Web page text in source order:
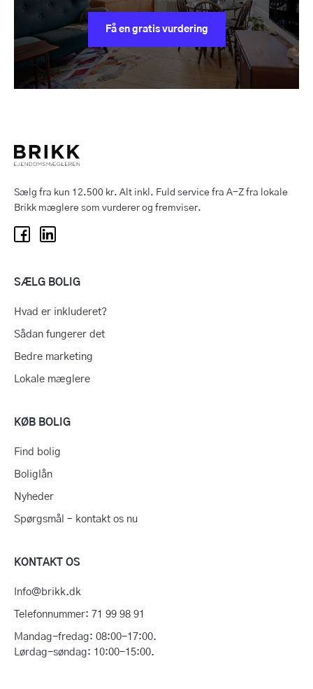
Få en gratis vurdering
Sælg fra kun 12.500 kr. Alt inkl. Fuld service fra A-Z fra lokale
Brikk mæglere som vurderer og fremviser.
SÆLG BOLIG
Hvad er inkluderet?
Sådan fungerer det
Bedre marketing
Lokale mæglere
KØB BOLIG
Find bolig
Boliglån
Nyheder
Spørgsmål – kontakt os nu
KONTAKT OS
Info@brikk.dk
Telefonnummer: 71 99 98 91
Mandag-fredag: 08:00-17:00.
Lørdag-søndag: 10:00-15:00.